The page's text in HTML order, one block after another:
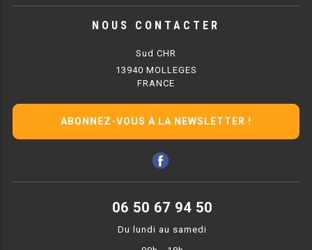
CONGÉLATEUR VITRÉ
CONGÉLATEURS HORIZONTAUX
ARMOIRE À BOISSONS
VITRINE À BOISSONS
ARRIÈRE-BAR
CAVE À VIN
NOUS CONTACTER
Sud CHR
13940 MOLLEGES
FRANCE
ABONNEZ-VOUS À LA NEWSLETTER !
06 50 67 94 50
Du lundi au samedi